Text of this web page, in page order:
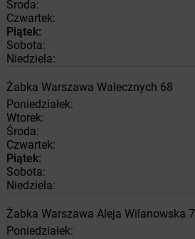
Środa:
Czwartek:
Piątek:
Sobota:
Niedziela:
Żabka Warszawa Walecznych 68
Poniedziałek:
Wtorek:
Środa:
Czwartek:
Piątek:
Sobota:
Niedziela:
Żabka Warszawa Aleja Wilanowska 7
Poniedziałek: